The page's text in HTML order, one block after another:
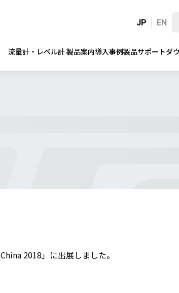
JP EN
流量計・レベル計 製品案内導入事例製品サポートダ
2018」に出展しました。